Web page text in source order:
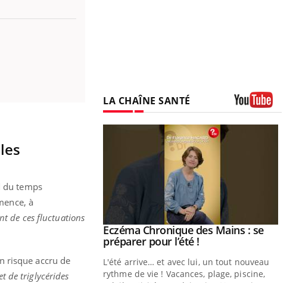
du temps
à
de ces fluctuations
risque accru de
de triglycérides
LA CHAÎNE SANTÉ
le diabète de type 2
reçues chez les
Youtube
Eczéma Chronique des Mains : se
préparer pour l’été !Youtube
L'été arrive… et avec lui, un tout nouveau
rythme de vie ! Vacances, plage, piscine,